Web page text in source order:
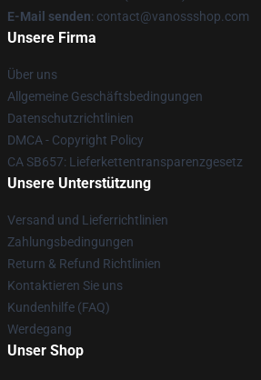
E-Mail senden: contact@vanossshop.com
Unsere Firma
Über uns
Allgemeine Geschäftsbedingungen
Datenschutzrichtlinien
DMCA - Copyright Policy
CA SB657: Lieferkettentransparenzgesetz
Unsere Unterstützung
Versand und Lieferrichtlinien
Zahlungsbedingungen
Return & Refund Richtlinien
Kontaktieren Sie uns
Kundenhilfe (FAQ)
Werdegang
Unser Shop